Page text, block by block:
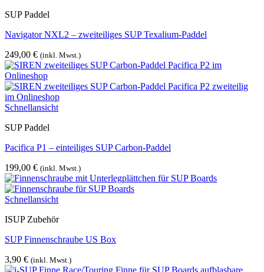
SUP Paddel
Navigator NXL2 – zweiteiliges SUP Texalium-Paddel
249,00 € (inkl. Mwst.)
Schnellansicht
SUP Paddel
Pacifica P1 – einteiliges SUP Carbon-Paddel
199,00 € (inkl. Mwst.)
Schnellansicht
ISUP Zubehör
SUP Finnenschraube US Box
3,90 € (inkl. Mwst.)